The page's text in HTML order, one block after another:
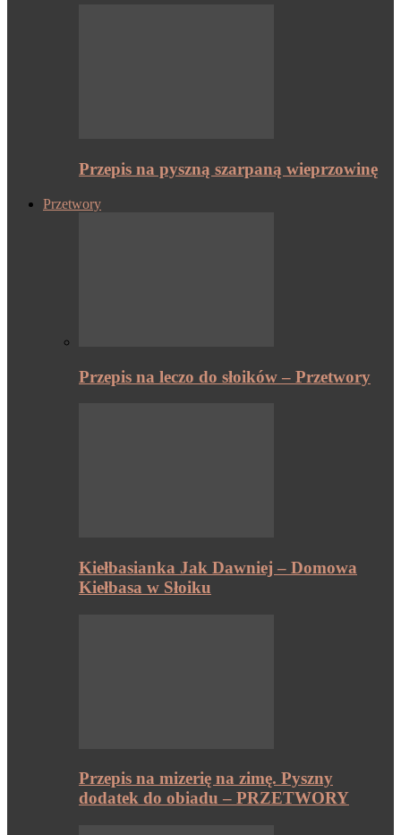
Przepis na pyszną szarpaną wieprzowinę
Przetwory
Przepis na leczo do słoików – Przetwory
Kiełbasianka Jak Dawniej – Domowa
Kiełbasa w Słoiku
Przepis na mizerię na zimę. Pyszny
dodatek do obiadu – PRZETWORY